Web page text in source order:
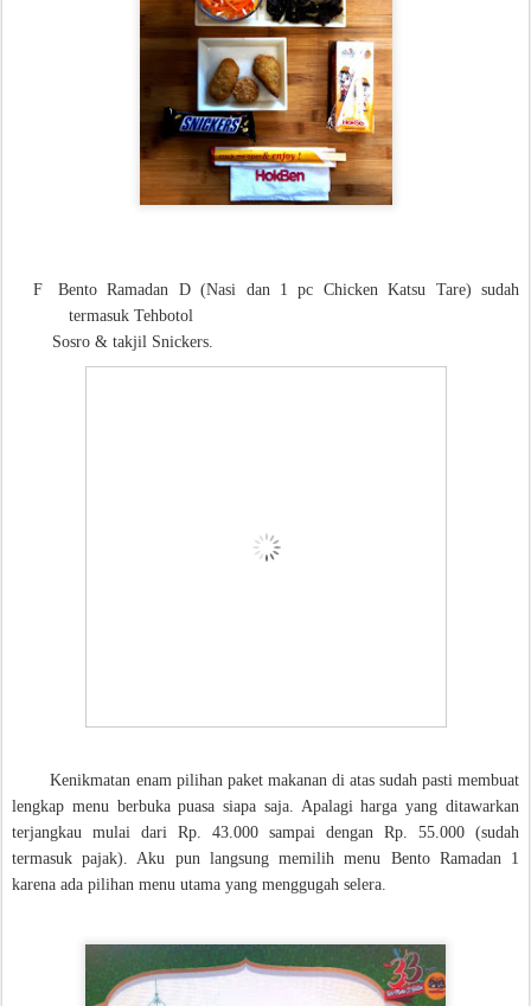
F
Bento Ramadan D (Nasi dan 1 pc Chicken Katsu Tare) sudah
termasuk Tehbotol
Sosro & takjil Snickers.
Kenikmatan enam pilihan paket makanan di atas sudah pasti membuat
lengkap menu berbuka puasa siapa saja. Apalagi harga yang ditawarkan
terjangkau mulai dari Rp. 43.000 sampai dengan Rp. 55.000 (sudah
termasuk pajak). Aku pun langsung memilih menu Bento Ramadan 1
karena ada pilihan menu utama yang menggugah selera.